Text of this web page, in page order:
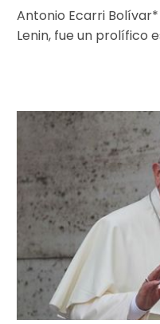
Antonio Ecarri
Lenin, fue un prolífico